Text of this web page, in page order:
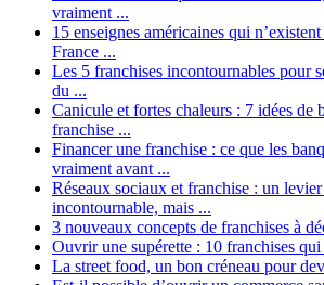
vraiment ...
15 enseignes américaines qui
France ...
Les 5 franchises incontournables pour
du ...
Canicule et fortes chaleurs : 7 idées de
franchise ...
Financer une franchise : ce que les
vraiment avant ...
Réseaux sociaux et franchise : un
incontournable, mais ...
3 nouveaux concepts de franchises à
Ouvrir une supérette : 10 franchises
La street food, un bon créneau pour